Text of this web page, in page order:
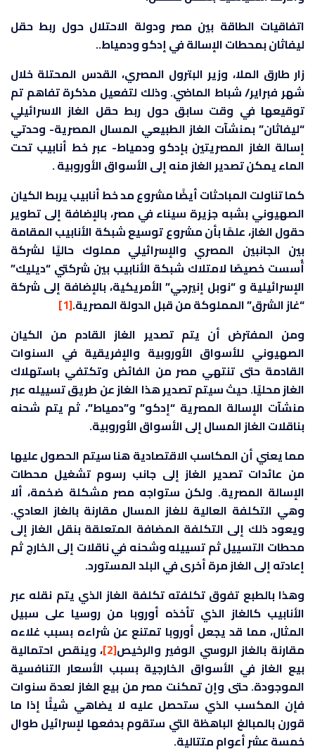
اتفاقيات الطاقة بين مصر ودولة الاحتلالحول ربط حقل
ليفاثان بمحطات الإسالة في إدكو ودمياط..
زار طارق الملا، وزير البترول المصري، القدس المحتلة خلال
شهر فبراير/ شباط الماضي. وذلك لتفعيل مذكرة تفاهم تم
توقيعها في وقت سابق حول ربط حقل الغاز الاسرائيلي
“ليفاثان” بمنشآت الغاز الطبيعي المسال المصرية- وحدتي
إسالة الغاز المصريتين بإدكو ودمياط- عبر خط أنابيب تحت
الماء يمكن تصدير الغاز منه إلى الأسواق الأوروبية .
كما تناولت المباحثات أيضًا مشروع مد خط أنابيب يربط الكيان
الصهيوني بشبه جزيرة سيناء في مصر، بالإضافة إلى تطوير
حقول الغاز، علمًا بأن مشروع توسيع شبكة الأنابيب المقامة
بين الجانبين المصري والإسرائيلي مملوك حاليًا لشركة
أُسست خصيصًا لامتلاك شبكة الأنابيب بين شركتي “ديليك”
الإسرائيلية و “نوبل إنيرجي” الأمريكية، بالإضافة إلى شركة
“غاز الشرق” المملوكة من قبل الدولة المصرية.[1]
ومن المفترض أن يتم تصدير الغاز القادم من الكيان
الصهيوني للأسواق الأوروبية والإفريقية في السنوات
القادمة حتى تنتهي مصر من الفائض وتكتفي باستهلاك
الغاز محليًا. حيث سيتم تصدير هذا الغاز عن طريق تسييله عبر
منشآت الإسالة المصرية “إدكو” و”دمياط”، ثم يتم شحنه
بناقلات الغاز المسال إلى الأسواق الأوروبية.
مما يعني أن المكاسب الاقتصادية هنا سيتم الحصول عليها
من عائدات تصدير الغاز إلى جانب رسوم تشغيل محطات
الإسالة المصرية. ولكن ستواجه مصر مشكلة ضخمة، ألا
وهي التكلفة العالية للغاز المسال مقارنة بالغاز العادي.
ويعود ذلك إلى التكلفة المضافة المتعلقة بنقل الغاز إلى
محطات التسييل ثم تسييله وشحنه في ناقلات إلى الخارج ثم
إعادته إلى الغاز مرة أخرى في البلد المستورد.
وهذا بالطبع تفوق تكلفته تكلفة الغاز الذي يتم نقله عبر
الأنابيب كالغاز الذي تأخذه أوروبا من روسيا على سبيل
المثال، مما قد يجعل أوروبا تمتنع عن شراءه بسبب غلاءه
مقارنة بالغاز الروسي الوفير والرخيص[2] ، وينقص احتمالية
بيع الغاز في الأسواق الخارجية بسبب الأسعار التنافسية
الموجودة. حتى وإن تمكنت مصر من بيع الغاز لعدة سنوات
فإن المكسب الذي ستحصل عليه لا يضاهي شيئًا إذا ما
قورن بالمبالغ الباهظة التي ستقوم بدفعها لإسرائيل طوال
خمسة عشر أعوام متتالية.